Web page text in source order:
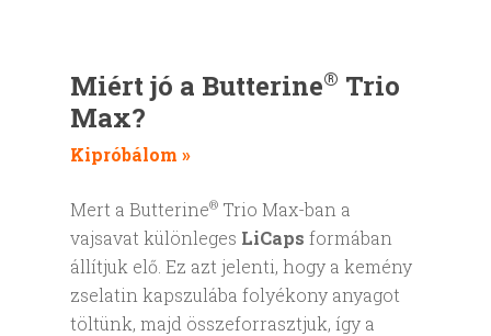
Miért jó a Butterine® Trio
Max?
Kipróbálom »
Mert a Butterine® Trio Max-ban a
vajsavat különleges LiCaps formában
állítjuk elő. Ez azt jelenti, hogy a kemény
zselatin kapszulába folyékony anyagot
töltünk, majd összeforrasztjuk, így a